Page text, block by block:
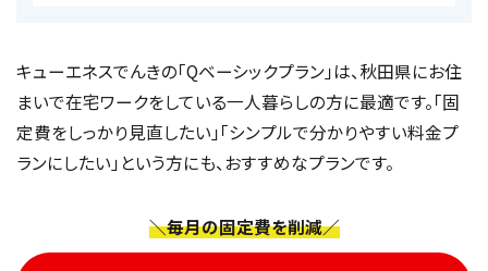
キューエネスでんきの「Qベーシックプラン」は、秋田県にお住
まいで在宅ワークをしている一人暮らしの方に最適です。「固
定費をしっかり見直したい」「シンプルで分かりやすい料金プ
ランにしたい」という方にも、おすすめなプランです。
＼毎月の固定費を削減／